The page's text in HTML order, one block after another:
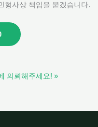
형사상 책임을 묻겠습니다.
의뢰해주세요! »